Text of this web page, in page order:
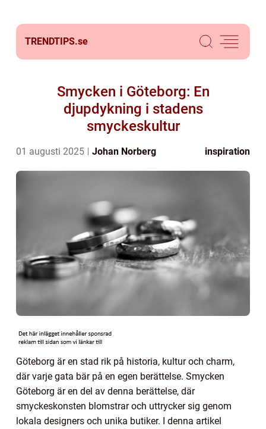
TRENDTIPS.se
Smycken i Göteborg: En
djupdykning i stadens
smyckeskultur
01 augusti 2025 Johan Norberg inspiration
Göteborg är en stad rik på historia, kultur och charm,
där varje gata bär på en egen berättelse. Smycken
Göteborg är en del av denna berättelse, där
smyckeskonsten blomstrar och uttrycker sig genom
lokala designers och unika butiker. I denna artikel